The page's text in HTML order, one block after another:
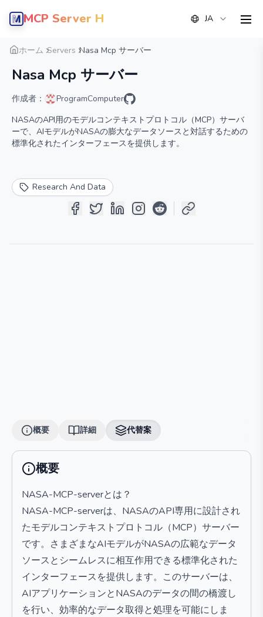
MCP Server Hub JA
ホーム Servers Nasa Mcp サーバー
Nasa Mcp サーバー
作成者：
ProgramComputer
NASAのAPI用のモデルコンテキストプロトコル（MCP）サーバ
ーで、AIモデルがNASAの膨大なデータソースと対話するための
標準化されたインターフェースを提供します。
Research And Data
概要 詳細
概要 詳細 代替案
概要
NASA-MCP-serverとは？
NASA-MCP-serverは、NASAのAPI専用に設計され
たモデルコンテキストプロトコル（MCP）サーバー
です。さまざまなAIモデルがNASAの広範なデータ
ソースとシームレスに相互作用できる標準化された
インターフェースを提供します。このサーバーは、
AIアプリケーションとNASAのデータの間の橋渡し
を行い、効率的なデータ取得と処理を可能にしま